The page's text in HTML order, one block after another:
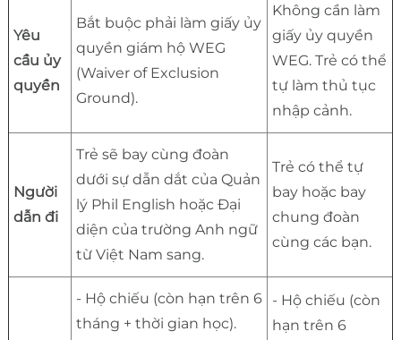
Yêu
cầu ủy
quyền
Bắt buộc phải làm giấy ủy
quyền giám hộ WEG
(Waiver of Exclusion
Ground).
Không cần làm
giấy ủy quyền
WEG. Trẻ có thể
tự làm thủ tục
nhập cảnh.
Người
dẫn đi
Trẻ sẽ bay cùng đoàn
dưới sự dẫn dắt của Quản
lý Phil English hoặc Đại
diện của trường Anh ngữ
từ Việt Nam sang.
Trẻ có thể tự
bay hoặc bay
chung đoàn
cùng các bạn.
- Hộ chiếu (còn hạn trên 6
tháng + thời gian học).
- Hộ chiếu (còn
hạn trên 6